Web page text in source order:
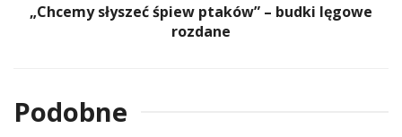
„Chcemy słyszeć śpiew ptaków” – budki lęgowe
rozdane
Podobne